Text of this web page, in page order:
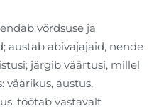
võrdsuse ja
austab abivajajaid, nende
järgib väärtusi, millel
väärikus, austus,
töötab vastavalt